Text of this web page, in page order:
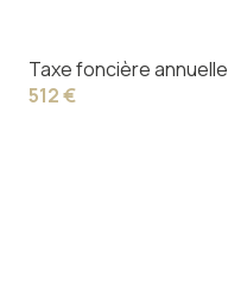
Taxe foncière annuelle
512 €